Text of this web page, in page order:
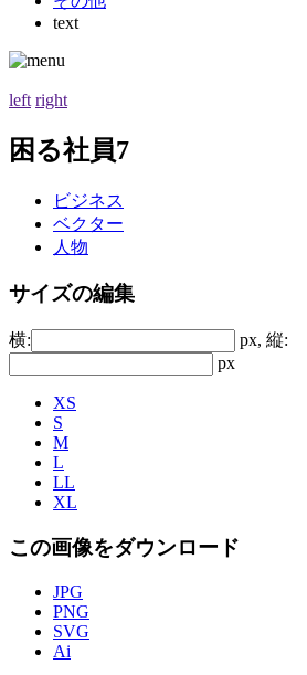
text
left right
困る社員7
ビジネス
ベクター
人物
サイズの編集
横:
px, 縦:
px
XS
S
M
L
LL
XL
この画像をダウンロード
JPG
PNG
SVG
Ai